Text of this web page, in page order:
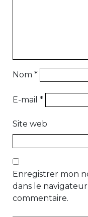
Nom *
E-mail *
Site web
Enregistrer mon
dans le
commentaire.